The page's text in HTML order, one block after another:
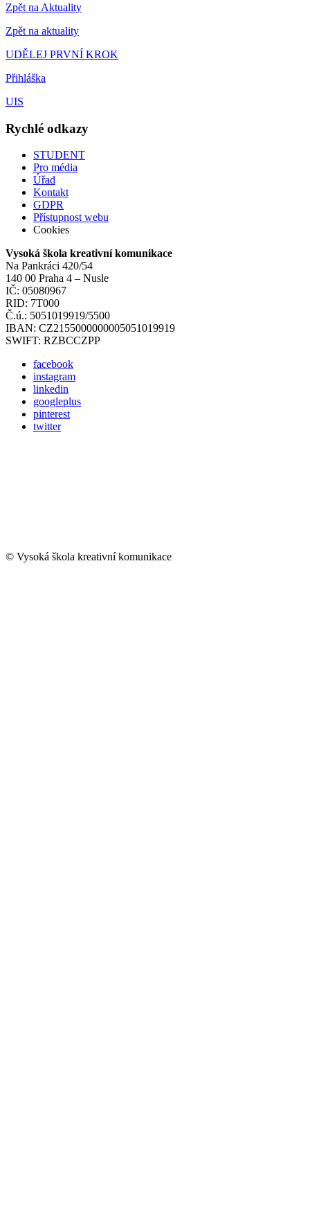
Zpět na Aktuality
Zpět na aktuality
UDĚLEJ PRVNÍ KROK
Přihláška
UIS
Rychlé odkazy
STUDENT
Pro média
Úřad
Kontakt
GDPR
Přístupnost webu
Cookies
Vysoká škola kreativní komunikace
Na Pankráci 420/54
140 00 Praha 4 – Nusle
IČ: 05080967
RID: 7T000
Č.ú.: 5051019919/5500
IBAN: CZ2155000000005051019919
SWIFT: RZBCCZPP
facebook
instagram
linkedin
googleplus
pinterest
twitter
© Vysoká škola kreativní komunikace